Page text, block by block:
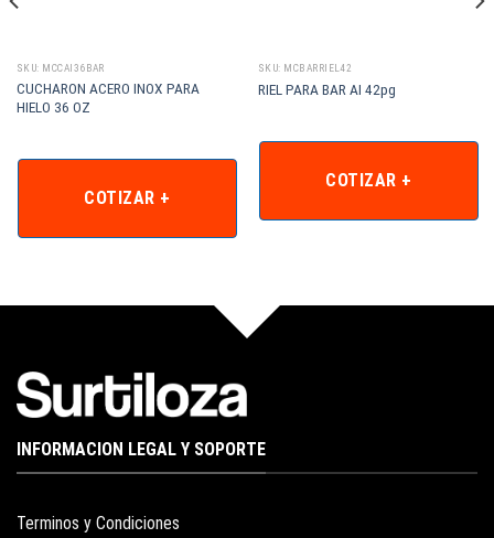
SKU: MCCAI36BAR
CUCHARON ACERO INOX PARA
HIELO 36 OZ
COTIZAR +
SKU: MCBARRIEL42
RIEL PARA BAR AI 42pg
COTIZAR +
INFORMACION LEGAL Y SOPORTE
Terminos y Condiciones